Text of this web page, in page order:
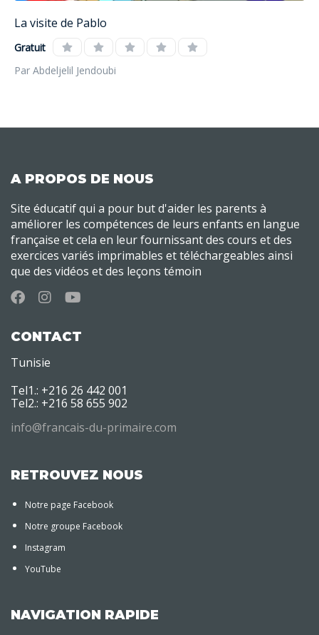
La visite de Pablo
Gratuit
Par Abdeljelil Jendoubi
A PROPOS DE NOUS
Site éducatif qui a pour but d'aider les parents à
améliorer les compétences de leurs enfants en langue
française et cela en leur fournissant des cours et des
exercices variés imprimables et téléchargeables ainsi
que des vidéos et des leçons témoin
CONTACT
Tunisie
Tel1.: +216 26 442 001
Tel2.: +216 58 655 902
info@francais-du-primaire.com
RETROUVEZ NOUS
Notre page Facebook
Notre groupe Facebook
Instagram
YouTube
NAVIGATION RAPIDE